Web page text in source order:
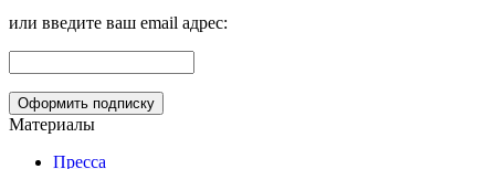
или введите ваш email адрес:
Материалы
Пресса